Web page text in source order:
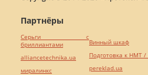
Партнёры
Серьги с
бриллиантами
alliancetechnika.ua
миралинкс
Винный шкаф
Подготовка к НМТ
pereklad.ua